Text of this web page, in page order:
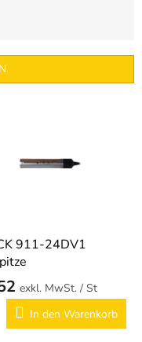
911-24DV1
/ St
In den Warenkorb